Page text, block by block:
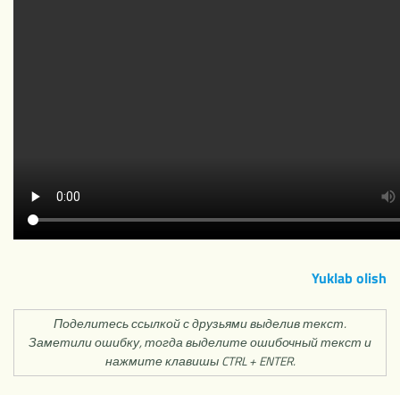
Yuklab olish
Поделитесь ссылкой с друзьями выделив текст.
Заметили ошибку, тогда выделите ошибочный текст и
нажмите клавишы CTRL + ENTER.